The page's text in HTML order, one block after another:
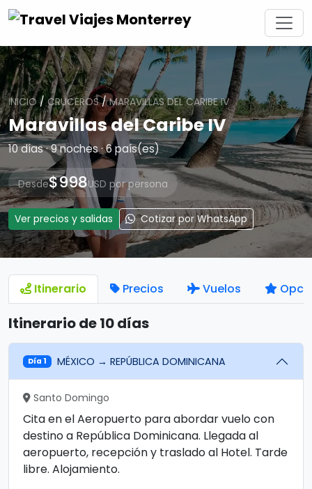
INICIO/CRUCEROS/MARAVILLAS DEL CARIBE IV
Maravillas del Caribe IV
10 días · 9 noches · 6 país(es)
Desde$998USD por persona
Ver precios y salidas Cotizar por WhatsApp
Itinerario Precios Vuelos
Itinerario de 10 días
Día 1 MÉXICO → REPÚBLICA DOMINICANA
Santo Domingo
Cita en el Aeropuerto para abordar vuelo con
destino a República Dominicana. Llegada al
aeropuerto, recepción y traslado al Hotel. Tarde
libre. Alojamiento.